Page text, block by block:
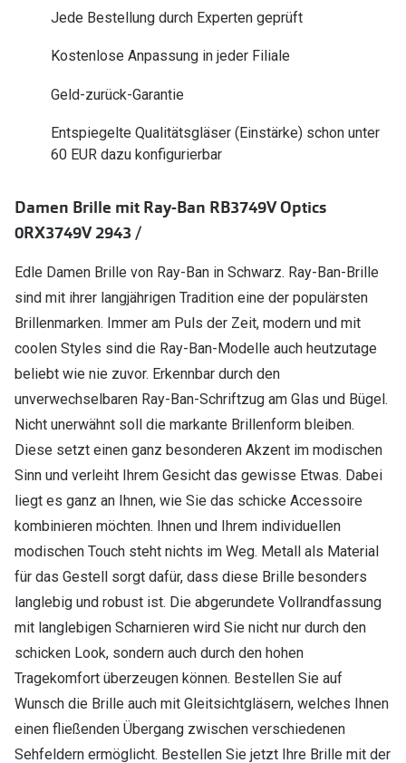
Brillenglas Typen
Transitions Gläser
Zubehör
Brillenetuis
Brillenkettchen
Jede Bestellung durch Experten geprüft
Kostenlose Anpassung in jeder Filiale
Geld-zurück-Garantie
Entspiegelte Qualitätsgläser (Einstärke) schon unter
60 EUR dazu konfigurierbar
Damen Brille mit Ray-Ban RB3749V Optics
0RX3749V 2943 /
Edle Damen Brille von Ray-Ban in Schwarz. Ray-Ban-Brille
sind mit ihrer langjährigen Tradition eine der populärsten
Brillenmarken. Immer am Puls der Zeit, modern und mit
coolen Styles sind die Ray-Ban-Modelle auch heutzutage
beliebt wie nie zuvor. Erkennbar durch den
unverwechselbaren Ray-Ban-Schriftzug am Glas und Bügel.
Nicht unerwähnt soll die markante Brillenform bleiben.
Diese setzt einen ganz besonderen Akzent im modischen
Sinn und verleiht Ihrem Gesicht das gewisse Etwas. Dabei
liegt es ganz an Ihnen, wie Sie das schicke Accessoire
kombinieren möchten. Ihnen und Ihrem individuellen
modischen Touch steht nichts im Weg. Metall als Material
für das Gestell sorgt dafür, dass diese Brille besonders
langlebig und robust ist. Die abgerundete Vollrandfassung
mit langlebigen Scharnieren wird Sie nicht nur durch den
schicken Look, sondern auch durch den hohen
Tragekomfort überzeugen können. Bestellen Sie auf
Wunsch die Brille auch mit Gleitsichtgläsern, welches Ihnen
einen fließenden Übergang zwischen verschiedenen
Sehfeldern ermöglicht. Bestellen Sie jetzt Ihre Brille mit der